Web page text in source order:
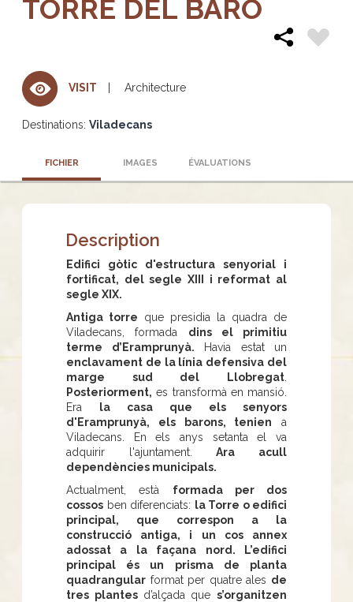
TORRE DEL BARÓ
VISIT Architecture
Destinations: Viladecans
FICHIER IMAGES ÉVALUATIONS
Description
Edifici gòtic d'estructura senyorial i
fortificat, del segle XIII i reformat al
segle XIX.
Antiga torre que presidia la quadra de
Viladecans, formada dins el primitiu
terme d’Eramprunyà. Havia estat un
enclavament de la línia defensiva del
marge sud del Llobregat
Posteriorment, es transformà en mansió.
Era
la casa
que els senyors
d'Eramprunyà, els barons, tenien a
Viladecans. En els anys setanta el va
adquirir l'ajuntament.Ara acull
dependències municipals.
Actualment, està formada per dos
cossos ben diferenciats: la Torre o edifici
principal, que correspon a la
construcció antiga, i un cos annex
adossat a la façana nord. L’edifici
principal és un prisma de planta
quadrangular format per quatre ales de
tres plantes d’alçada que s’organitzen